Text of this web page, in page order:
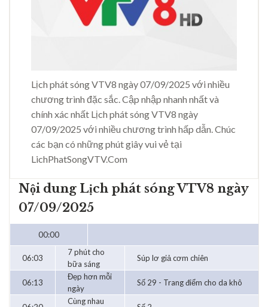
Lịch phát sóng VTV8 ngày 07/09/2025 với nhiều
chương trình đặc sắc. Cập nhập nhanh nhất và
chính xác nhất Lịch phát sóng VTV8 ngày
07/09/2025 với nhiều chương trình hấp dẫn. Chúc
các bạn có những phút giây vui vẻ tại
LichPhatSongVTV.Com
Nội dung Lịch phát sóng VTV8 ngày
07/09/2025
00:00
06:03
7 phút cho
bữa sáng
Súp lơ giả cơm chiên
06:13
Đẹp hơn mỗi
ngày
Số 29 - Trang điểm cho da khô
Cùng nhau